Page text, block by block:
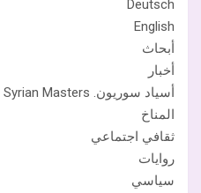
Deutsch
English
أبحاث
أخبار
أسياد سوريون. Syrian Masters
المناخ
ثقافي اجتماعي
روايات
سياسي